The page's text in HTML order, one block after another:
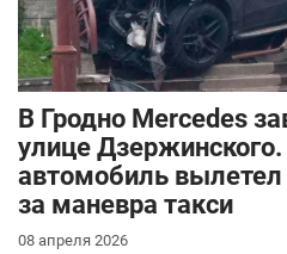
В Гродно Mercedes
улице
автомобиль вылетел
за маневра такси
08 апреля 2026